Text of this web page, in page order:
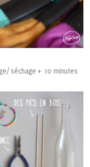
séchage + 10 minutes